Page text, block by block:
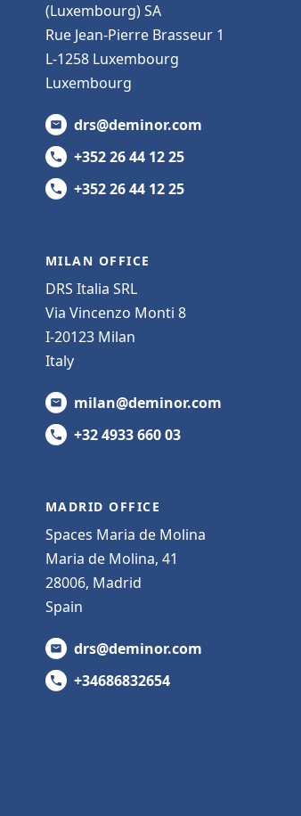
(Luxembourg) SA
Rue Jean-Pierre Brasseur 1
L-1258 Luxembourg
Luxembourg
drs@deminor.com
+352 26 44 12 25
+352 26 44 12 25
MILAN OFFICE
DRS Italia SRL
Via Vincenzo Monti 8
I-20123 Milan
Italy
milan@deminor.com
+32 4933 660 03
MADRID OFFICE
Spaces Maria de Molina
Maria de Molina, 41
28006, Madrid
Spain
drs@deminor.com
+34686832654